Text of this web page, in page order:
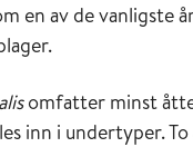
en av de vanligste
omfatter minst
inn i undertyper.